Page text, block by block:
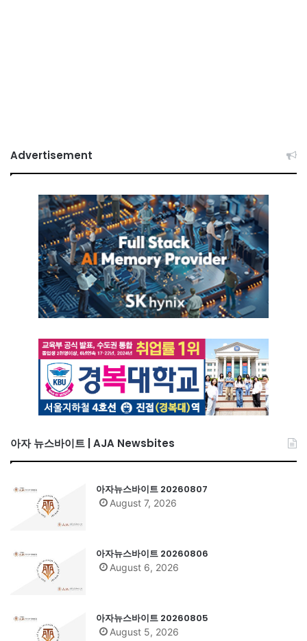
Advertisement
아자 뉴스바이트 | AJA Newsbites
아자뉴스바이트 20260807
August 7, 2026
아자뉴스바이트 20260806
August 6, 2026
아자뉴스바이트 20260805
August 5, 2026